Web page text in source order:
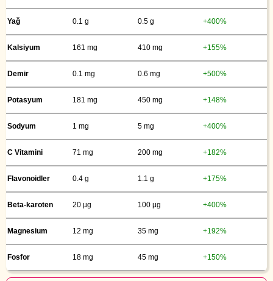
Yağ 0.1 g 0.5 g +400%
Kalsiyum 161 mg 410 mg +155%
Demir 0.1 mg 0.6 mg +500%
Potasyum 181 mg 450 mg +148%
Sodyum 1 mg 5 mg +400%
C Vitamini 71 mg 200 mg +182%
Flavonoidler 0.4 g 1.1 g +175%
Beta-karoten 20 µg 100 µg +400%
Magnesium 12 mg 35 mg +192%
Fosfor 18 mg 45 mg +150%